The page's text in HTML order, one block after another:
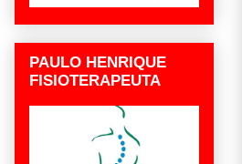
PAULO HENRIQUE
FISIOTERAPEUTA